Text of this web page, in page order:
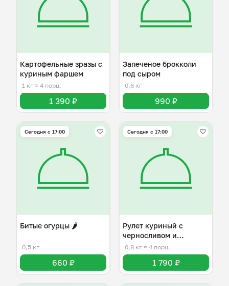
Картофельные зразы с
куриным фаршем
1 кг ≈ 4 порц.
1 390 ₽
Запеченое брокколи
под сыром
0,6 кг
990 ₽
Сегодня с 17:00
Битые огурцы 🌶️
0,5 кг
660 ₽
Сегодня с 17:00
Рулет куриный с
черносливом и
брынзой
0,8 кг ≈ 4 порц.
1 790 ₽